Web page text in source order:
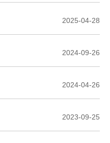
2025-04-28
2024-09-26
2024-04-26
2023-09-25